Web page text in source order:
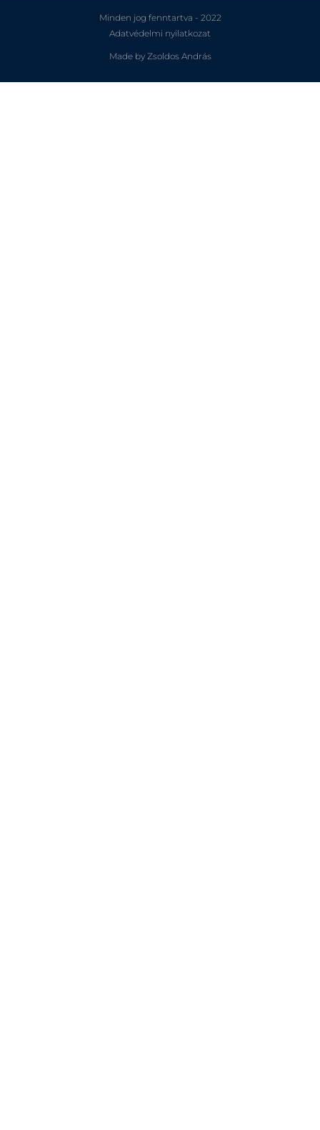
Minden jog fenntartva - 2022
Adatvédelmi nyilatkozat
Made by Zsoldos András